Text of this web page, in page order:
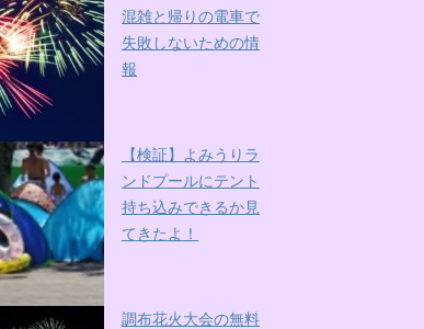
混雑と帰りの電車で
失敗しないための情
報
【検証】よみうりラ
ンドプールにテント
持ち込みできるか見
てきたよ！
調布花火大会の無料